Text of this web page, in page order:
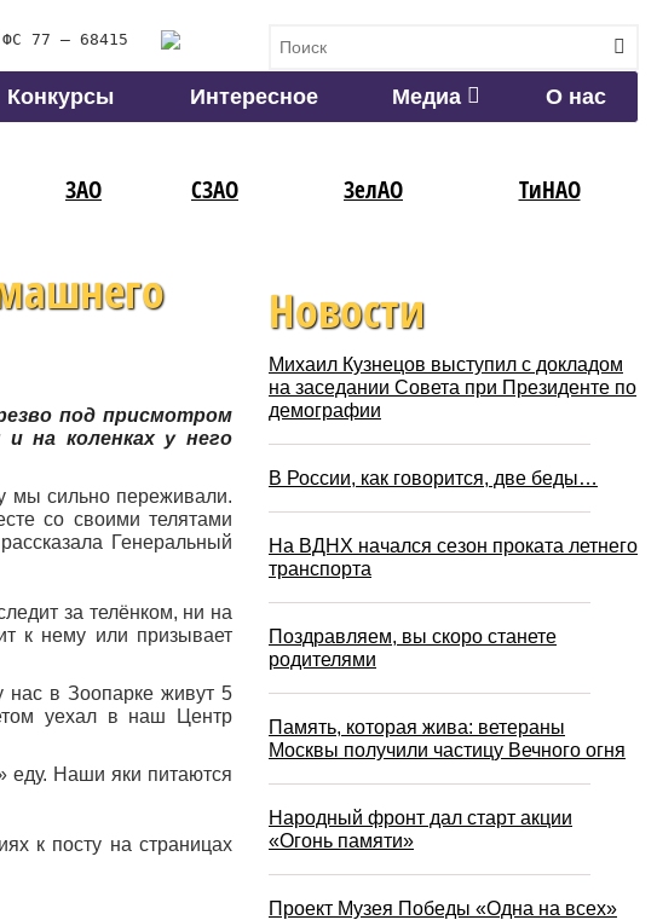
ФС 77 – 68415
Конкурсы Интересное Медиа О нас
ЗАО СЗАО ЗелАО ТиНАО
под присмотром
на коленках у него
мы сильно переживали.
со своими телятами
Генеральный
за телёнком, ни на
к нему или призывает
нас в Зоопарке живут 5
уехал в наш Центр
еду. Наши яки питаются
к посту на страницах
Новости
Михаил Кузнецов выступил с докладом
на заседании Совета при Президенте по
демографии
В России, как говорится, две беды…
На ВДНХ начался сезон проката летнего
транспорта
Поздравляем, вы скоро станете
родителями
Память, которая жива: ветераны
Москвы получили частицу Вечного огня
Народный фронт дал старт акции
«Огонь памяти»
Проект Музея Победы «Одна на всех»